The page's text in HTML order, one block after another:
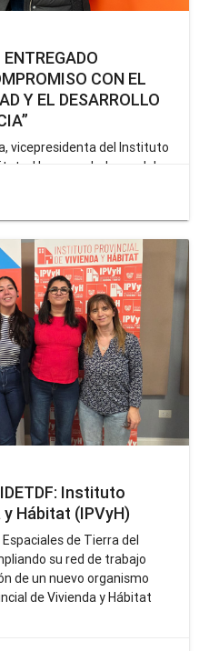
CON EL
Y EL DESARROLLO
vicepresidenta del Instituto
al hacer un balance del
de la operatoria
por el gobernador Gustavo
Instituto
Hábitat (IPVyH)
de Tierra del
su red de trabajo
de un nuevo organismo
de Vivienda y Hábitat